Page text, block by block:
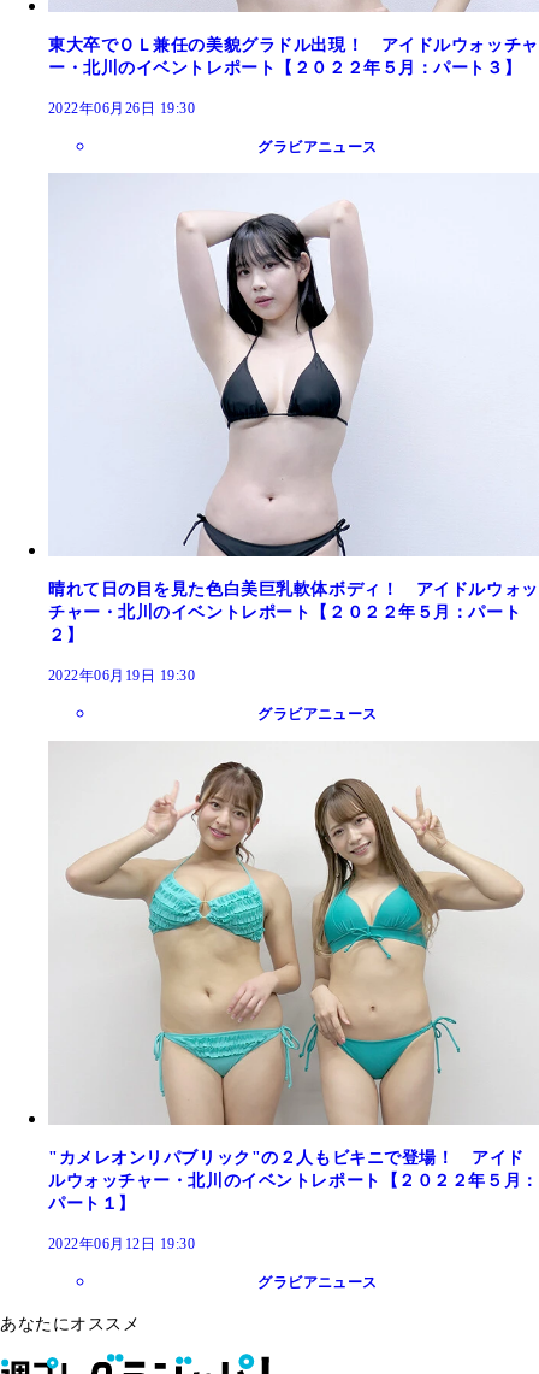
東大卒でＯＬ兼任の美貌グラドル出現！ アイドルウォッチャ
ー・北川のイベントレポート【２０２２年５月：パート３】
2022年06月26日 19:30
グラビアニュース
晴れて日の目を見た色白美巨乳軟体ボディ！ アイドルウォッ
チャー・北川のイベントレポート【２０２２年５月：パート
２】
2022年06月19日 19:30
グラビアニュース
"カメレオンリパブリック"の２人もビキニで登場！ アイド
ルウォッチャー・北川のイベントレポート【２０２２年５月：
パート１】
2022年06月12日 19:30
グラビアニュース
あなたにオススメ